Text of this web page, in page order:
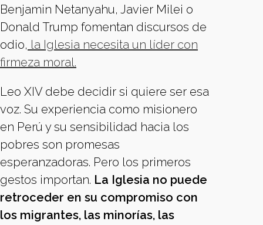
Benjamin Netanyahu, Javier Milei o
Donald Trump fomentan discursos de
odio, la Iglesia necesita un líder con
firmeza moral.
Leo XIV debe decidir si quiere ser esa
voz. Su experiencia como misionero
en Perú y su sensibilidad hacia los
pobres son promesas
esperanzadoras. Pero los primeros
gestos importan. La Iglesia no puede
retroceder en su compromiso con
los migrantes, las minorías, las